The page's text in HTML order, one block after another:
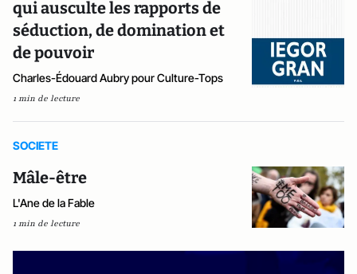
qui ausculte les rapports de
séduction, de domination et
de pouvoir
Charles-Édouard Aubry pour Culture-Tops
1 min de lecture
SOCIETE
Mâle-être
L'Ane de la Fable
1 min de lecture